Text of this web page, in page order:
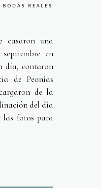
BODAS REALES
casaron una
en
día, contaron
de Peonías
de la
del día
las fotos para